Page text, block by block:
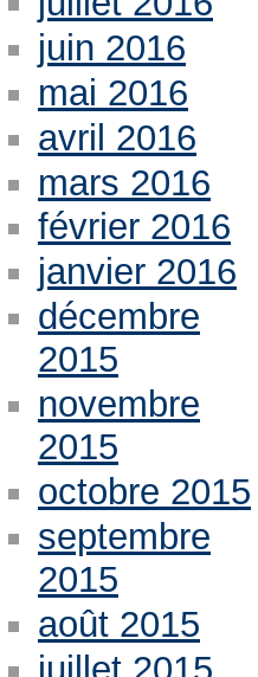
juin 2016
mai 2016
avril 2016
mars 2016
février 2016
janvier 2016
décembre
2015
novembre
2015
octobre 2015
septembre
2015
août 2015